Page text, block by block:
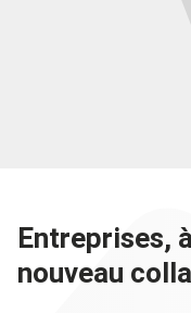
Entreprises,
nouveau